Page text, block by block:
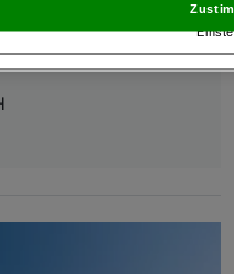
gegen die Verarbeitung auf der
Einstellungen“, die sich auf jeder Seite
unsere Partner verarbeiten